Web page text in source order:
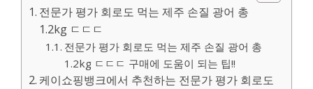
전문가 평가 회로도 먹는 제주 손질 광어 총
1.2kg ㄷㄷㄷ
전문가 평가 회로도 먹는 제주 손질 광어 총
1.2kg ㄷㄷㄷ 구매에 도움이 되는 팁!!
케이쇼핑뱅크에서 추천하는 전문가 평가 회로도